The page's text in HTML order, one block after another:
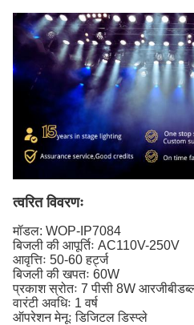
त्वरित विवरणः
मॉडल: WOP-IP7084
बिजली की आपूर्तिः AC110V-250V
आवृत्तिः 50-60 हर्ट्ज
बिजली की खपतः 60W
प्रकाश स्रोतः 7 पीसी 8W
वारंटी अवधिः 1 वर्ष
ऑपरेशन मेनूः डिजिटल डिस्प्ले